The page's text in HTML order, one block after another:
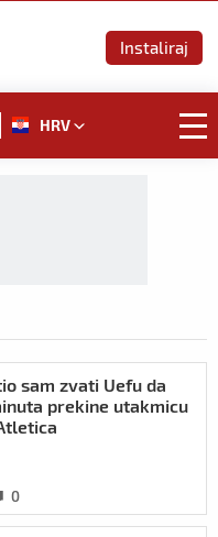
Instaliraj
HRV
sam zvati Uefu da
prekine utakmicu
0